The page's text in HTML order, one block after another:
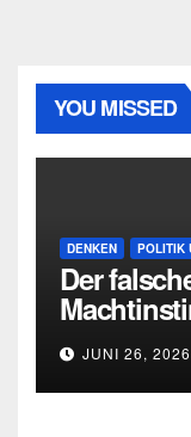
YOU MISSED
DENKEN POLITIK
Der
und die
Urteilskraft
JUNI 26, 2026